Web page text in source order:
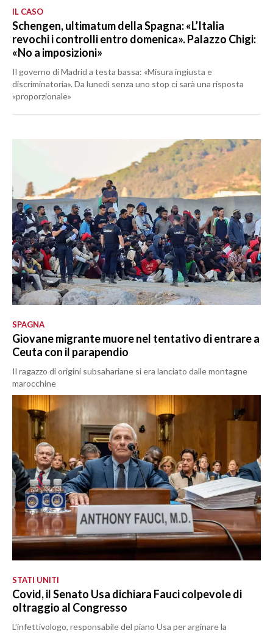
IL CASO
Schengen, ultimatum della Spagna: «L’Italia
revochi i controlli entro domenica». Palazzo Chigi:
«No a imposizioni»
Il governo di Madrid a testa bassa: «Misura ingiusta e
discriminatoria». Da lunedì senza uno stop ci sarà una risposta
«proporzionale»
SPAGNA
Giovane migrante muore nel tentativo di entrare a
Ceuta con il parapendio
Il ragazzo di origini subsahariane si era lanciato dalle montagne
marocchine
STATI UNITI
Covid, il Senato Usa dichiara Fauci colpevole di
oltraggio al Congresso
L’infettivologo, responsabile del piano Usa per arginare la